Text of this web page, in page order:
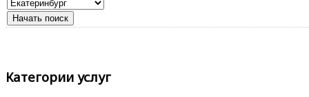
Категории услуг